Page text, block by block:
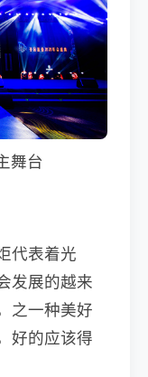
舞台
代表着光
发展的越来
之一种美好
好的应该得